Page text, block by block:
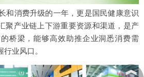
和消费升级的一年，更是国民健康意识
聚产业链上下游重要资源和渠道，是产
桥梁，能够高效助推企业洞悉消费需
业风口。
︽